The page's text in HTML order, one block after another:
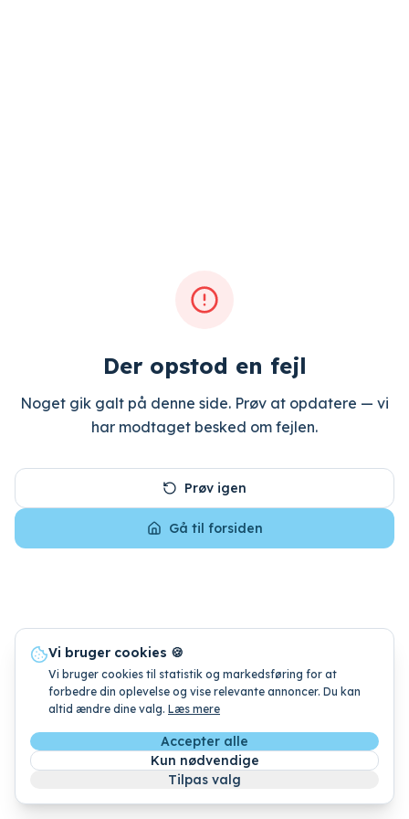
Vi bruger cookies 🍪
Vi bruger cookies til statistik og markedsføring for at
forbedre din oplevelse og vise relevante annoncer. Du kan
altid ændre dine valg. Læs mere
Accepter alle
Kun nødvendige
Tilpas valg
Der opstod en fejl
Noget gik galt på denne side. Prøv at opdatere — vi
har modtaget besked om fejlen.
Prøv igen
Gå til forsiden